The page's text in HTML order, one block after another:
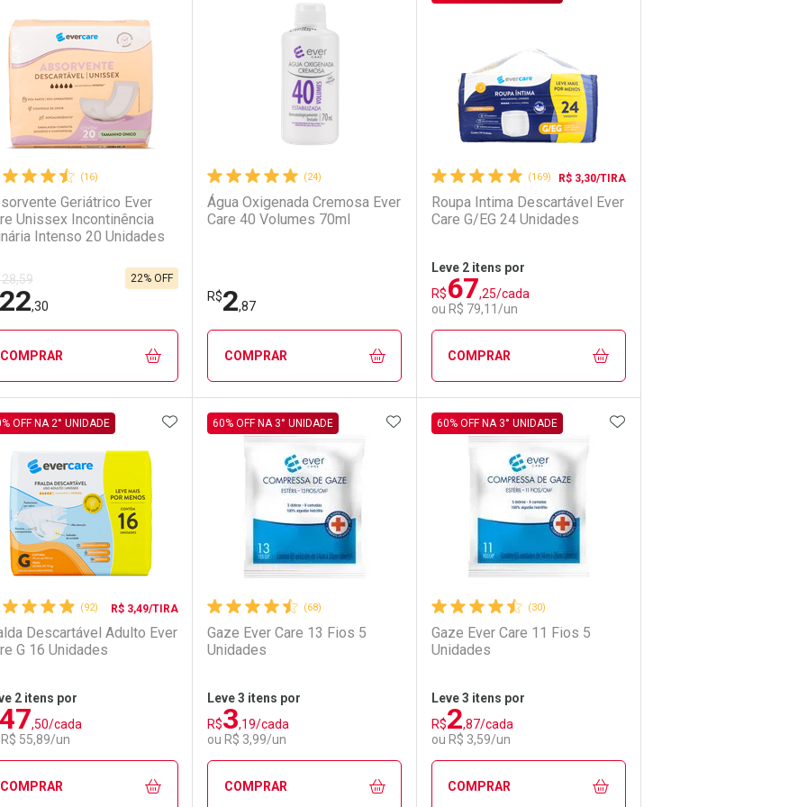
Ativar Desconto
Comprar sem Desconto
Menos
Comprar sem Desconto
Laboratório
Ativar Desconto
Comprar sem Desconto
Por Menos
Comprar sem Desconto
Ativar Desconto
Comprar sem Desconto
Comprar sem Desconto
(16)
Geriátrico Ever
Unissex Incontinência
Intenso 20 Unidades
22,30
22% OFF
COMPRAR
FECHAR
Ativar Desconto
Comprar sem Desconto
FECHAR
Menos
Comprar sem Desconto
(24)
Água Oxigenada Cremosa Ever
Care 40 Volumes 70ml
R$2,87
COMPRAR
FECHAR
Laboratório
Ativar Desconto
Comprar sem Desconto
FECHAR
Por Menos
Comprar sem Desconto
(169) R$ 3,30/TIRA
Roupa Intima Descartável Ever
Care G/EG 24 Unidades
Leve 2 itens por
R$67,25/cada
ou R$ 79,11/un
COMPRAR
FECHAR
Laboratório
Ativar Desconto
Comprar sem Desconto
FECHAR
Por Menos
Comprar 2 unidades
Por R$ 67,25/cada
Comprar sem Desconto
(92) R$ 3,49/TIRA
Descartável Adulto Ever
G 16 Unidades
OFF NA 2° UNIDADE
2 itens por
47,50/cada
55,89/un
ADICIONAR AOS FAVORITOS
COMPRAR
(68)
Gaze Ever Care 13 Fios 5
Unidades
60% OFF NA 3° UNIDADE
Leve 3 itens por
R$3,19/cada
ou R$ 3,99/un
ADICIONAR AOS FAVORITOS
COMPRAR
(30)
Gaze Ever Care 11 Fios 5
Unidades
60% OFF NA 3° UNIDADE
Leve 3 itens por
R$2,87/cada
ou R$ 3,59/un
ADICIONAR AOS
COMPRAR